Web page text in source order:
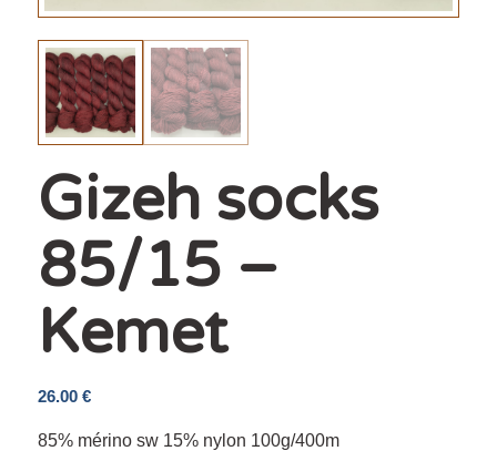
Gizeh socks
85/15 –
Kemet
26.00 €
85% mérino sw 15% nylon 100g/400m